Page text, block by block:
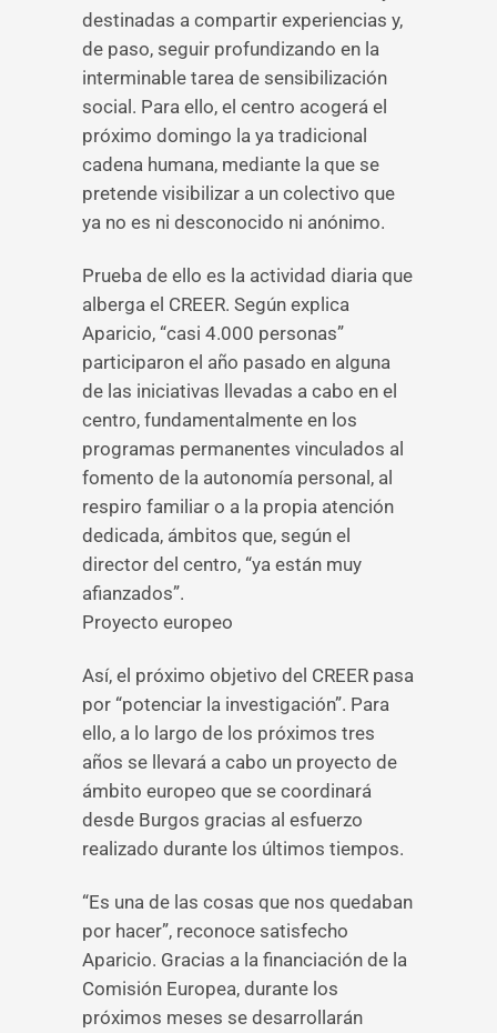
destinadas a compartir experiencias y,
de paso, seguir profundizando en la
interminable tarea de sensibilización
social. Para ello, el centro acogerá el
próximo domingo la ya tradicional
cadena humana, mediante la que se
pretende visibilizar a un colectivo que
ya no es ni desconocido ni anónimo.
Prueba de ello es la actividad diaria que
alberga el CREER. Según explica
Aparicio, “casi 4.000 personas”
participaron el año pasado en alguna
de las iniciativas llevadas a cabo en el
centro, fundamentalmente en los
programas permanentes vinculados al
fomento de la autonomía personal, al
respiro familiar o a la propia atención
dedicada, ámbitos que, según el
director del centro, “ya están muy
afianzados”.
Proyecto europeo
Así, el próximo objetivo del CREER pasa
por “potenciar la investigación”. Para
ello, a lo largo de los próximos tres
años se llevará a cabo un proyecto de
ámbito europeo que se coordinará
desde Burgos gracias al esfuerzo
realizado durante los últimos tiempos.
“Es una de las cosas que nos quedaban
por hacer”, reconoce satisfecho
Aparicio. Gracias a la financiación de la
Comisión Europea, durante los
próximos meses se desarrollarán